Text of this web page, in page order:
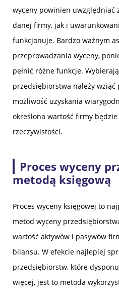
wyceny powinien uwzględniać
danej firmy, jak i
funkcjonuje. Bardzo ważnym
przeprowadzania wyceny,
pełnić różne funkcje.
przedsiębiorstwa należy wziąć
możliwość uzyskania
określona wartość firmy będzie
rzeczywistości.
Proces wyceny
metodą księgową
Proces wyceny księgowej to
metod wyceny
wartość aktywów i pasywów
bilansu. W efekcie najlepiej
przedsiębiorstw, które
więcej, jest to metoda